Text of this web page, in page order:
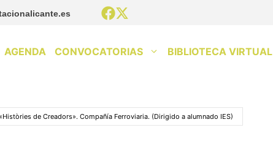
AGENDA CONVOCATORIAS BIBLIOTECA VIRTUAL
de Creadors». Compañía Ferroviaria. (Dirigido a alumnado IES)